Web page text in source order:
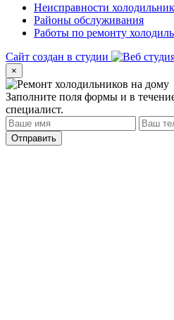
Неисправности
Районы обслуживания
Работы по ремонту
Сайт создан в студии
×
Заполните поля формы и в
специалист.